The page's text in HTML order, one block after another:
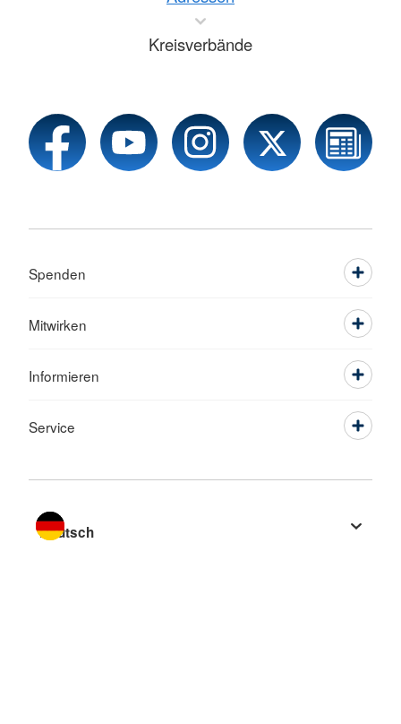
Kreisverbände
Spenden
Mitwirken
Informieren
Service
Sprache wechseln zu